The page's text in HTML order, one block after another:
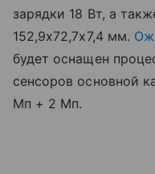
зарядки 18 Вт, а
152,9х72,7х7,4 мм.
будет оснащен
сенсоров основной
Мп + 2 Мп.